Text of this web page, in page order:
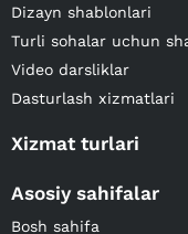
Dizayn shablonlari
Turli sohalar uchun
Video darsliklar
Dasturlash xizmatlari
Xizmat turlari
Asosiy sahifalar
Bosh sahifa